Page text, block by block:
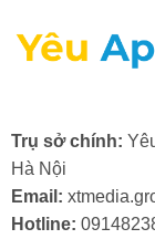
2. Nguyên
iPhone 14
Màn hình
Trụ sở chính:
Hà Nội
Email:
Hotline: